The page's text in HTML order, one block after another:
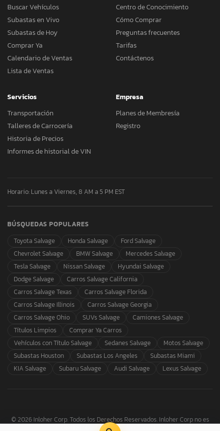
Buscar Vehículos
Subastas en Vivo
Subastas de Hoy
Comprar Ya
Calendario de Ventas
Lista de Ventas
Centro de Conocimiento
Cómo Comprar
Preguntas frecuentes
Tarifas
Contáctenos
Servicios
Transportación
Talleres de Carrocería
Historia de Precios
Informes de historial de VIN
Empresa
Planes de Membresía
Registro
Horario: Lunes a Viernes, 8 AM a 5 PM EST
BÚSQUEDAS POPULARES
Toyota Salvage
Honda Salvage
Ford Salvage
Chevrolet Salvage
BMW Salvage
Mercedes Salvage
Tesla Salvage
Nissan Salvage
Hyundai Salvage
Dodge Salvage
Carros Salvage California
Carros Salvage Texas
Carros Salvage Florida
Carros Salvage Illinois
Carros Salvage Georgia
Carros Salvage Ohio
SUVs Salvage
Camiones Salvage
Títulos Limpios
Comprar Ya Carros
Vehículos con Título Salvage
Sedanes Salvage
Motos Salvage
Subastas Houston
Subastas Los Angeles
Subastas Miami
KIA Salvage
Subaru Salvage Audi Salvage Lexus Salvage
© 2026 Inloher Corp. Todos los Derechos Reservados. Inloher Corp no es
propiedad ni está afiliada con Copart, Inc.